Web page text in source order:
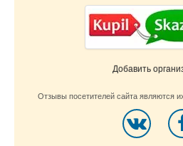
Добавить
Отзывы посетителей сайта являются